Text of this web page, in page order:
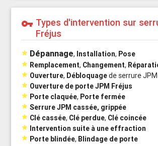
vpn_key Types d'intervention sur
Fréjus
 Dépannage, Installation, Pose
 Remplacement, Changement,
 Ouverture, Débloquagede serrure JPM
 Ouverture de porte JPM Fréjus
 Porte claquée, Porte fermée
 Serrure JPM cassée, grippée
 Clé cassée, Clé perdue, Clé coincée
 Intervention suite à une effraction
 Porte blindée, Blindage de porte